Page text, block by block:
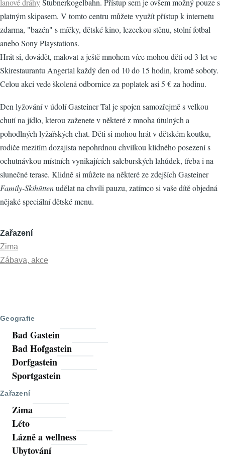
lanové dráhyStubnerkogelbahn. Přístup sem je ovšem možný pouze s
platným skipasem. V tomto centru můžete využít přístup k internetu
zdarma, "bazén" s míčky, dětské kino, lezeckou stěnu, stolní fotbal
anebo Sony Playstations.
Hrát si, dovádět, malovat a ještě mnohem více mohou děti od 3 let ve
Skirestaurantu Angertal každý den od 10 do 15 hodin, kromě soboty.
Celou akci vede školená odbornice za poplatek asi 5 € za hodinu.
Den lyžování v údolí Gasteiner Tal je spojen samozřejmě s velkou
chutí na jídlo, kterou zaženete v některé z mnoha útulných a
pohodlných lyžařských chat. Děti si mohou hrát v dětském koutku,
rodiče mezitím dozajista nepohrdnou chvilkou klidného posezení s
ochutnávkou místních vynikajících salcburských lahůdek, třeba i na
slunečné terase. Klidně si můžete na některé ze zdejších Gasteiner
Family-Skihüttenudělat na chvíli pauzu, zatímco si vaše dítě objedná
nějaké speciální dětské menu.
Zařazení
Zima
Zábava, akce
Geografie
Bad Gastein
Bad Hofgastein
Dorfgastein
Sportgastein
Zařazení
Zima
Léto
Lázně a wellness
Ubytování